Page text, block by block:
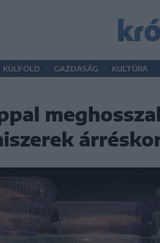
KÜLFÖLD GAZDASÁG KULTÚRA